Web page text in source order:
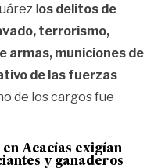
los delitos de
terrorismo,
armas, municiones de
de las fuerzas
de los cargos fue
Acacías exigían
y ganaderos